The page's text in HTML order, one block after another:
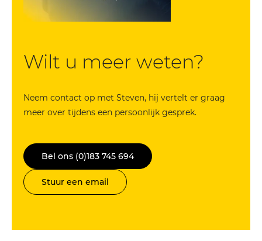
Wilt u meer weten?
Neem contact op met Steven, hij vertelt er graag
meer over tijdens een persoonlijk gesprek.
Bel ons (0)183 745 694
Stuur een email